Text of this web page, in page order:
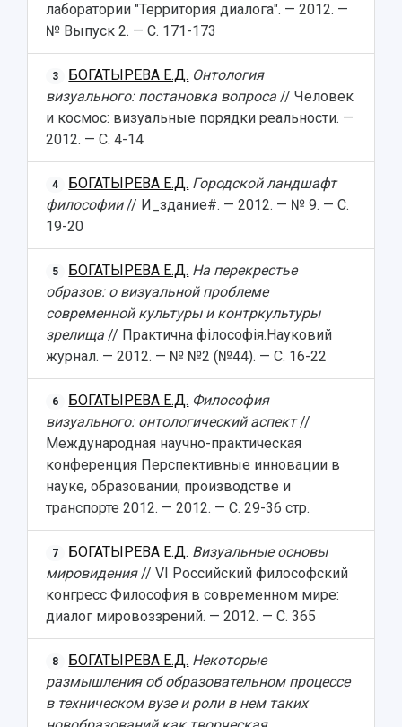
лаборатории "Территория диалога". — 2012. —
№ Выпуск 2. — С. 171-173
3 БОГАТЫРЕВА Е.Д. Онтология
визуального: постановка вопроса // Человек
и космос: визуальные порядки реальности. —
2012. — С. 4-14
4 БОГАТЫРЕВА Е.Д. Городской ландшафт
философии// И_здание#. — 2012. — № 9. — С.
19-20
5 БОГАТЫРЕВА Е.Д. На перекрестье
образов: о визуальной проблеме
современной культуры и контркультуры
зрелища // Практична фiлософiя.Науковий
журнал. — 2012. — № №2 (№44). — С. 16-22
6 БОГАТЫРЕВА Е.Д. Философия
визуального: онтологический аспект//
Международная научно-практическая
конференция Перспективные инновации в
науке, образовании, производстве и
транспорте 2012. — 2012. — С. 29-36 стр.
7 БОГАТЫРЕВА Е.Д. Визуальные основы
мировидения// VI Российский философский
конгресс Философия в современном мире:
диалог мировоззрений. — 2012. — С. 365
8 БОГАТЫРЕВА Е.Д. Некоторые
размышления об образовательном процессе
в техническом вузе и роли в нем таких